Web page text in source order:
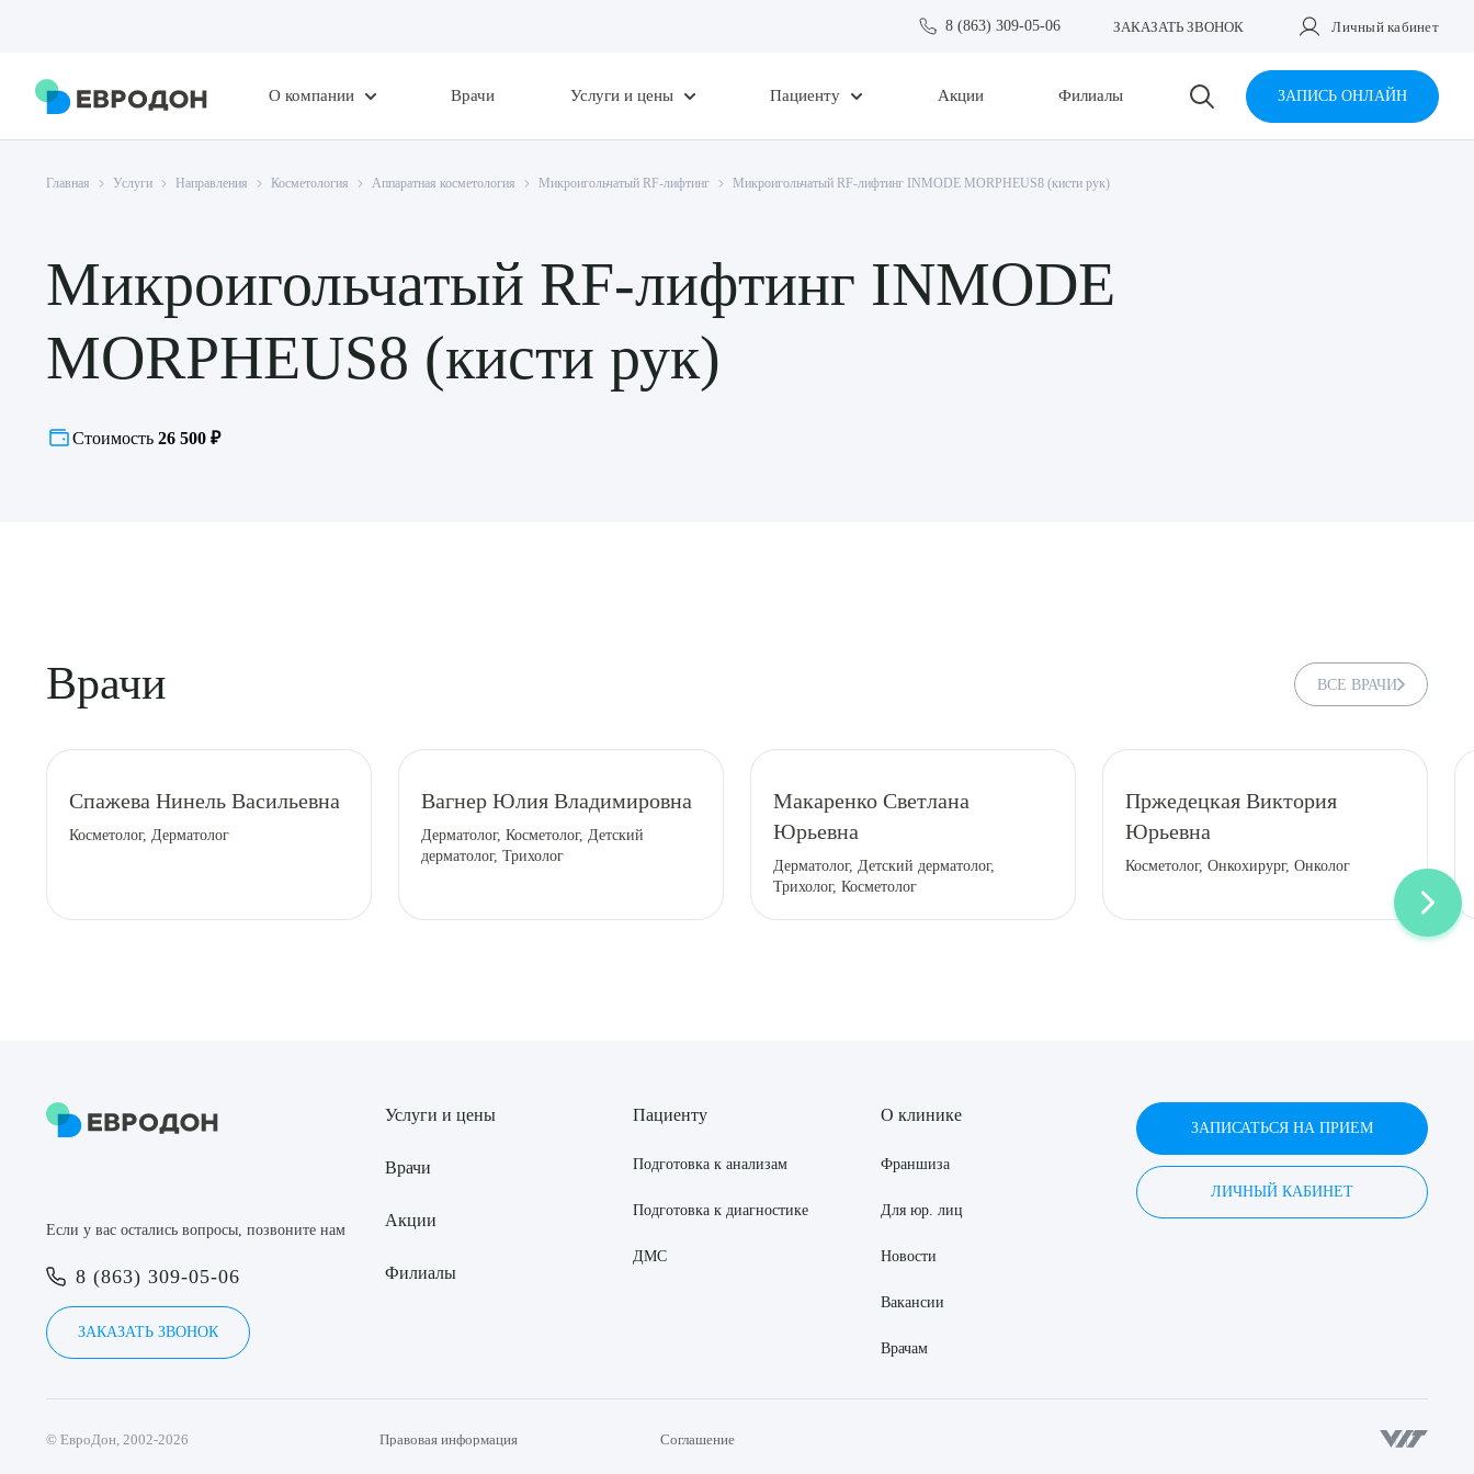
8 (863) 309-05-06 ЗАКАЗАТЬ ЗВОНОК Личный кабинет
О компании Врачи Услуги и цены Пациенту Акции Филиалы ЗАПИСЬ ОНЛАЙН
Главная Услуги Направления Косметология Аппаратная косметология Микроигольчатый RF-лифтинг Микроигольчатый RF-лифтинг INMODE MORPHEUS8 (кисти рук)
Микроигольчатый RF-лифтинг INMODE
MORPHEUS8 (кисти рук)
Стоимость 26 500 ₽
Врачи ВСЕ ВРАЧИ
Спажева Нинель Васильевна
Косметолог, Дерматолог
Вагнер Юлия Владимировна
Дерматолог, Косметолог, Детский
дерматолог, Трихолог
Макаренко Светлана
Юрьевна
Дерматолог, Детский дерматолог,
Трихолог, Косметолог
Пржедецкая Виктория
Юрьевна
Косметолог, Онкохирург, Онколог
Если у вас остались вопросы, позвоните нам
8 (863) 309-05-06
ЗАКАЗАТЬ ЗВОНОК
Услуги и цены
Врачи
Акции
Филиалы
Пациенту
Подготовка к анализам
Подготовка к диагностике
ДМС
О клинике
Франшиза
Для юр. лиц
Новости
Вакансии
Врачам
ЗАПИСАТЬСЯ НА ПРИЕМ
ЛИЧНЫЙ КАБИНЕТ
© ЕвроДон, 2002-2026 Правовая информация Соглашение
Я даю согласие на
Выберите сопутствующую услугу